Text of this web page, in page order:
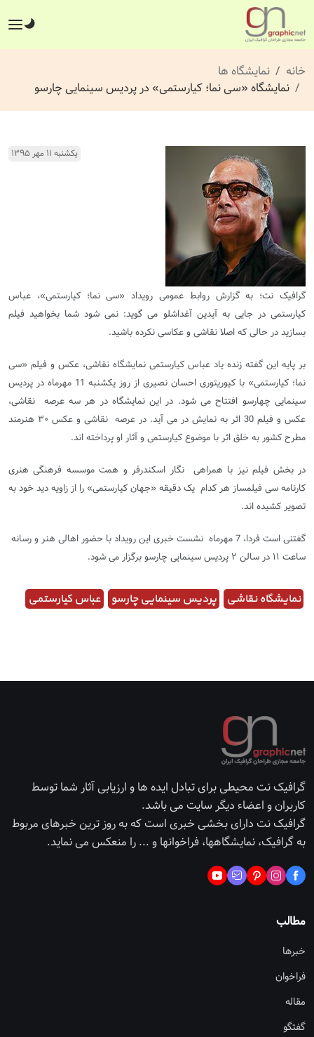
خانه
نمایشگاه ها
نمایشگاه «سی نما؛ کیارستمی» در پردیس سینمایی چارسو
یکشنبه ۱۱ مهر ۱۳۹۵
گرافیک نت؛ به گزارش روابط عمومی رویداد «سی نما؛ کیارستمی»، عباس
کیارستمی در جایی به آیدین آغداشلو می گوید: نمی شود شما بخواهید فیلم
بسازید در حالی که اصلا نقاشی و عکاسی نکرده باشید.
بر پایه این گفته زنده یاد عباس کیارستمی نمایشگاه نقاشی، عکس و فیلم «سی
نما؛ کیارستمی» با کیوریتوری احسان نصیری از روز یکشنبه 11 مهرماه در پردیس
سینمایی چهارسو افتتاح می شود. در این نمایشگاه در هر سه عرصه نقاشی،
عکس و فیلم 30 اثر به نمایش در می آید. در عرصه نقاشی و عکس ٣٠ هنرمند
مطرح کشور به خلق اثر با موضوع کیارستمی و آثار او پرداخته اند.
در بخش فیلم نیز با همراهی نگار اسکندرفر و همت موسسه فرهنگی هنری
کارنامه سی فیلمساز هر کدام یک دقیقه «جهان کیارستمی» را از زاویه دید خود به
تصویر کشیده اند.
گفتنی است فردا، 7 مهرماه نشست خبری این رویداد با حضور اهالی هنر و رسانه
ساعت ١١ در سالن ٢ پردیس سینمایی چارسو برگزار می شود
.
نمایشگاه نقاشی پردیس سینمایی چارسو عباس کیارستمی
گرافیک نت محیطی برای تبادل ایده ها و ارزیابی آثار شما توسط
کاربران و اعضاء دیگر سایت می باشد.
گرافیک نت دارای بخشی خبری است که به روز ترین خبرهای مربوط
به گرافیک، نمایشگاهها، فراخوانها و ... را منعکس می نماید.
مطالب
خبرها
فراخوان
مقاله
گفتگو